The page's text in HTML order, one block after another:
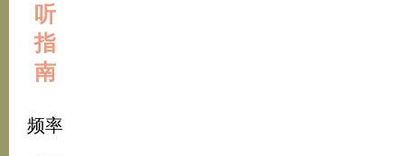
听
指
南
频率